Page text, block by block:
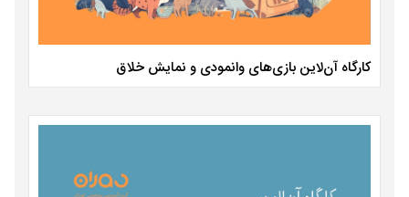
کارگاه آن‌لاین بازی‌های وانمودی و نمایش خلاق